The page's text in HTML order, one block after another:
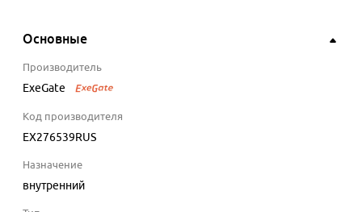
Основные
Производитель
ExeGate
Код производителя
EX276539RUS
Назначение
внутренний